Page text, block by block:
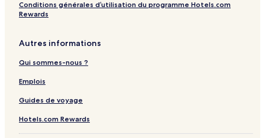
Conditions générales d’utilisation du programme Hotels.com
Rewards
Autres informations
Qui sommes-nous ?
Emplois
Guides de voyage
Hotels.com Rewards